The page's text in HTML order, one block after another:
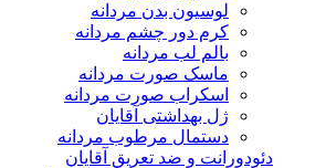
لوسیون بدن مردانه
کرم دور چشم مردانه
بالم لب مردانه
ماسک صورت مردانه
اسکراب صورت مردانه
ژل بهداشتی آقایان
دستمال مرطوب مردانه
دئودورانت و ضد تعریق آقایان